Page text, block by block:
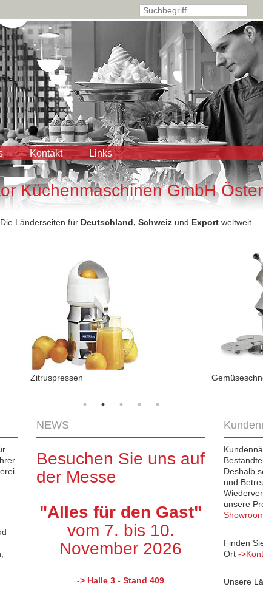
Kontakt Links
Küchenmaschinen GmbH
. Die Länderseiten für Deutschland, Schweiz und Export weltweit
Zitruspressen
NEWS
Besuchen Sie uns auf
der Messe
"Alles für den Gast"
vom 7. bis 10.
November 2026
-> Halle 3 - Stand 409
Deshalb
und
unsere
Finden
Ort -
Unsere